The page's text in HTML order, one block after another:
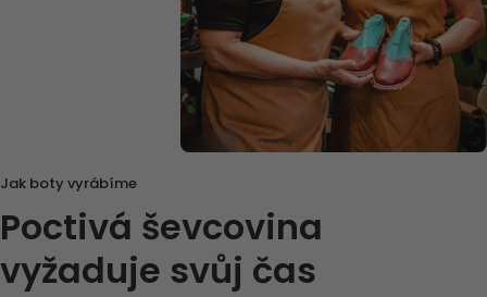
Jak boty vyrábíme
Poctivá ševcovina
vyžaduje svůj čas